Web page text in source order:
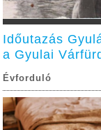
Időutazás
a Gyulai
Évforduló